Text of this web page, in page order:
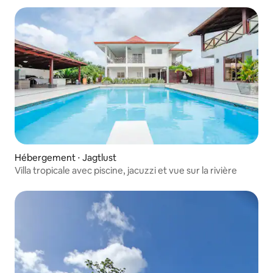
Hébergement ⋅ Jagtlust
Villa tropicale avec piscine, jacuzzi et vue sur la rivière